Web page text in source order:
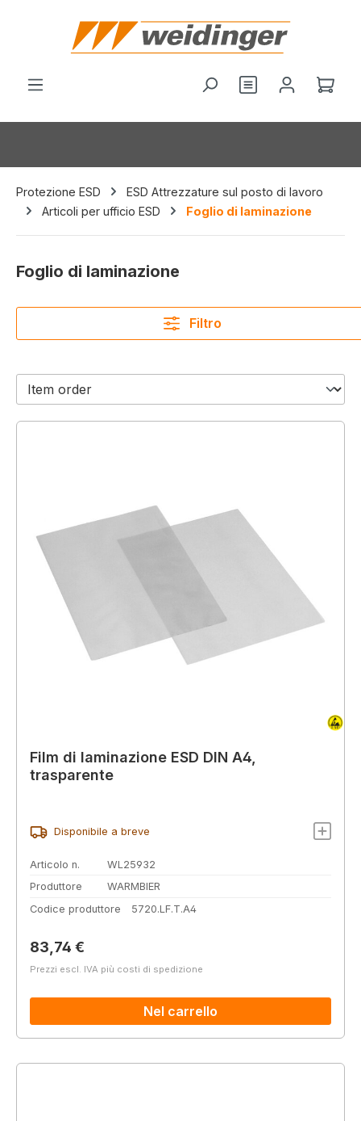
principale
Hai 0 articoliIl
Protezione ESD
ESD Attrezzature sul posto di lavoro
Articoli per ufficio ESD
Foglio di laminazione
Foglio di laminazione
Filtro
Film di laminazione ESD DIN A4,
trasparente
Disponibile a breve
Articolo n.
WL25932
Produttore
WARMBIER
Codice produttore
5720.LF.T.A4
Prezzo normale:
83,74 €
Prezzi escl. IVA più costi di spedizione
Nel carrello